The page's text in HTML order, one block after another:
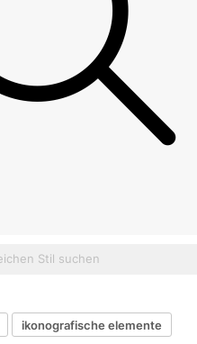
ikonografische elemente